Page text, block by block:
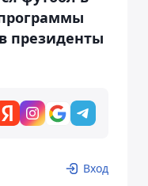
президенты
Вход